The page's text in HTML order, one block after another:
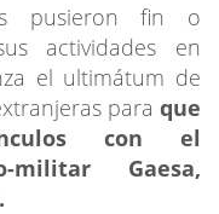
pusieron fin o
actividades en
el ultimátum de
para que
con el
militar Gaesa,